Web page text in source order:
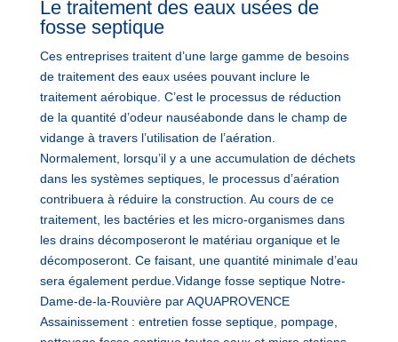
Le traitement des eaux usées de
fosse septique
Ces entreprises traitent d’une large gamme de besoins
de traitement des eaux usées pouvant inclure le
traitement aérobique. C’est le processus de réduction
de la quantité d’odeur nauséabonde dans le champ de
vidange à travers l’utilisation de l’aération.
Normalement, lorsqu’il y a une accumulation de déchets
dans les systèmes septiques, le processus d’aération
contribuera à réduire la construction. Au cours de ce
traitement, les bactéries et les micro-organismes dans
les drains décomposeront le matériau organique et le
décomposeront. Ce faisant, une quantité minimale d’eau
sera également perdue.Vidange fosse septique Notre-
Dame-de-la-Rouvière par AQUAPROVENCE
Assainissement : entretien fosse septique, pompage,